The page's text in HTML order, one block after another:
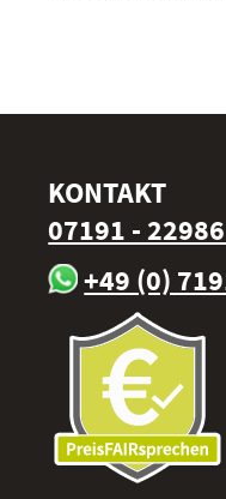
KONTAKT
07191 -
+49 (0)